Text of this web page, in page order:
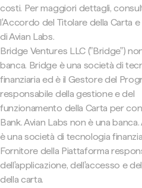
costi. Per maggiori dettagli,
l'Accordo del Titolare della Carta
di Avian Labs.
Bridge Ventures LLC ("Bridge")
banca. Bridge è una società di
finanziaria ed è il Gestore del
responsabile della gestione e del
funzionamento della Carta per
Bank. Avian Labs non è una banca.
è una società di tecnologia
Fornitore della Piattaforma
dell'applicazione, dell'accesso e
della carta.